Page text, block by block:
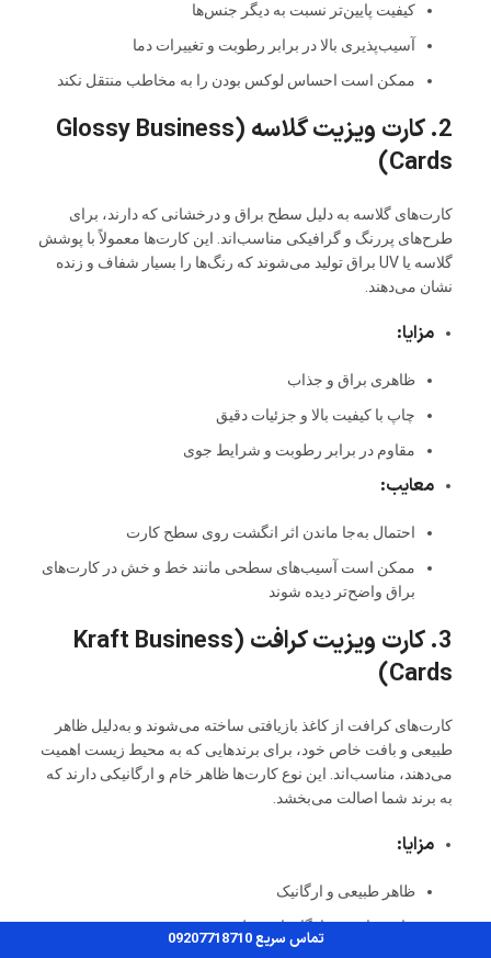
کیفیت پایین‌تر نسبت به دیگر جنس‌ها
آسیب‌پذیری بالا در برابر رطوبت و تغییرات دما
ممکن است احساس لوکس بودن را به مخاطب منتقل نکند
2. کارت ویزیت گلاسه (Glossy Business
Cards)
کارت‌های گلاسه به دلیل سطح براق و درخشانی که دارند، برای
طرح‌های پررنگ و گرافیکی مناسب‌اند. این کارت‌ها معمولاً با پوشش
گلاسه یا UV براق تولید می‌شوند که رنگ‌ها را بسیار شفاف و زنده
نشان می‌دهند.
مزایا:
ظاهری براق و جذاب
چاپ با کیفیت بالا و جزئیات دقیق
مقاوم در برابر رطوبت و شرایط جوی
معایب:
احتمال به‌جا ماندن اثر انگشت روی سطح کارت
ممکن است آسیب‌های سطحی مانند خط و خش در کارت‌های
براق واضح‌تر دیده شوند
3. کارت ویزیت کرافت (Kraft Business
Cards)
کارت‌های کرافت از کاغذ بازیافتی ساخته می‌شوند و به‌دلیل ظاهر
طبیعی و بافت خاص خود، برای برندهایی که به محیط زیست اهمیت
می‌دهند، مناسب‌اند. این نوع کارت‌ها ظاهر خام و ارگانیکی دارند که
به برند شما اصالت می‌بخشد.
مزایا:
ظاهر طبیعی و ارگانیک
چاپ ساده و سازگار با محیط‌زیست
تماس سریع 09207718710